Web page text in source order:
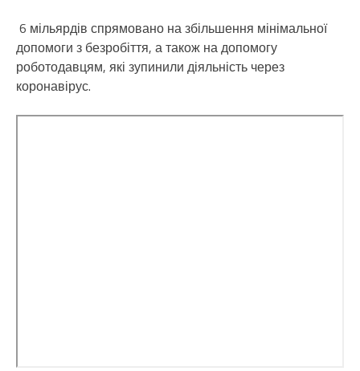
6 мільярдів спрямовано на збільшення мінімальної
допомоги з безробіття, а також на допомогу
роботодавцям, які зупинили діяльність через
коронавірус.